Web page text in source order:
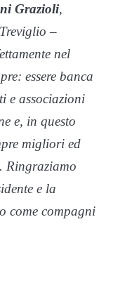
Grazioli,
–
nel
essere banca
e associazioni
e, in questo
migliori ed
Ringraziamo
e la
come compagni